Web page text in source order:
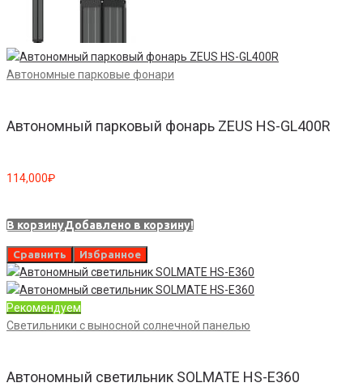
Автономные парковые фонари
Автономный парковый фонарь ZEUS HS-GL400R
114,000₽
В корзинуДобавлено в корзину!
Сравнить Избранное
Рекомендуем
Светильники с выносной солнечной панелью
Автономный светильник SOLMATE HS-E360